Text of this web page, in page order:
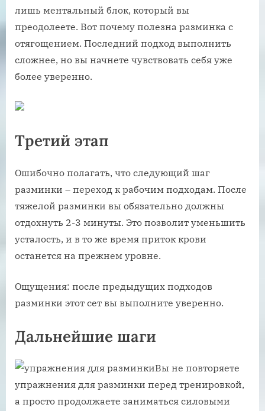
лишь ментальный блок, который вы
преодолеете. Вот почему полезна разминка с
отягощением. Последний подход выполнить
сложнее, но вы начнете чувствовать себя уже
более уверенно.
Третий этап
Ошибочно полагать, что следующий шаг
разминки – переход к рабочим подходам. После
тяжелой разминки вы обязательно должны
отдохнуть 2-3 минуты. Это позволит уменьшить
усталость, и в то же время приток крови
останется на прежнем уровне.
Ощущения: после предыдущих подходов
разминки этот сет вы выполните уверенно.
Дальнейшие шаги
Вы не повторяете
упражнения для разминки перед тренировкой,
а просто продолжаете заниматься силовыми